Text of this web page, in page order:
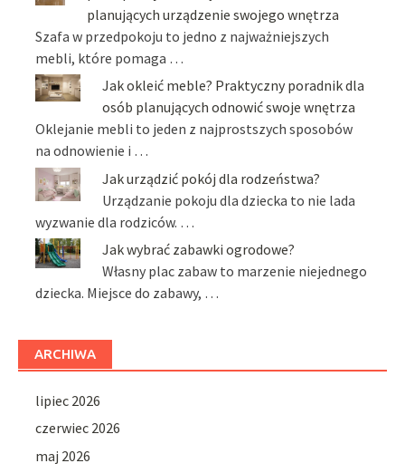
planujących urządzenie swojego wnętrza
Szafa w przedpokoju to jedno z najważniejszych
mebli, które pomaga …
Jak okleić meble? Praktyczny poradnik dla
osób planujących odnowić swoje wnętrza
Oklejanie mebli to jeden z najprostszych sposobów
na odnowienie i …
Jak urządzić pokój dla rodzeństwa?
Urządzanie pokoju dla dziecka to nie lada
wyzwanie dla rodziców. …
Jak wybrać zabawki ogrodowe?
Własny plac zabaw to marzenie niejednego
dziecka. Miejsce do zabawy, …
ARCHIWA
lipiec 2026
czerwiec 2026
maj 2026